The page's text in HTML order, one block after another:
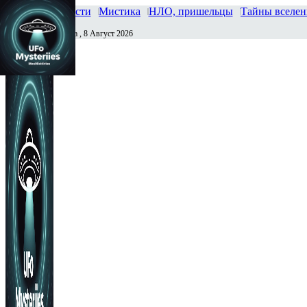
Главная Новости Мистика НЛО, пришельцы Тайны
Сегодня Суббота , 8 Август 2026